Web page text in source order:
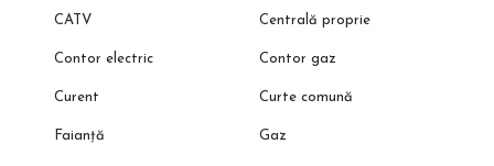
CATV Centrală proprie
Contor electric Contor gaz
Curent Curte comună
Faianță Gaz